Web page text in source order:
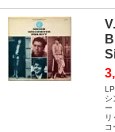
シ
ー
コ